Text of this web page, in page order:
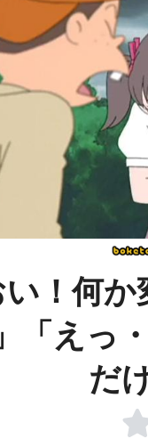
い！何
「えっ
だ